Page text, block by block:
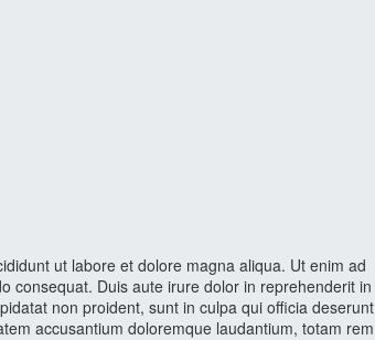
ut labore et dolore magna aliqua. Ut enim ad
consequat. Duis aute irure dolor in reprehenderit in
non proident, sunt in culpa qui officia deserunt
accusantium doloremque laudantium, totam rem